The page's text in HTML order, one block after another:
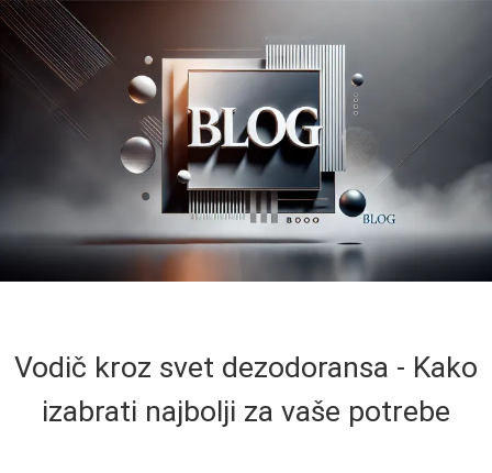
Vodič kroz svet dezodoransa - Kako
izabrati najbolji za vaše potrebe